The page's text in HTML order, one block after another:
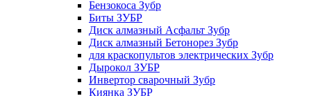
Бензокоса Зубр
Биты ЗУБР
Диск алмазный Асфальт Зубр
Диск алмазный Бетонорез Зубр
для краскопультов электрических Зубр
Дырокол ЗУБР
Инвертор сварочный Зубр
Киянка ЗУБР